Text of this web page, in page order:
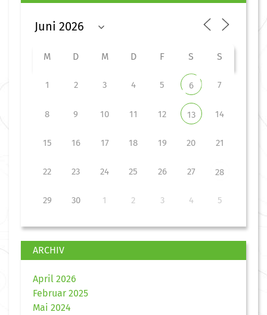
M D M D F S S
1 2 3 4 5 6 7
8 9 10 11 12 13 14
15 16 17 18 19 20 21
22 23 24 25 26 27 28
29 30 1 2 3 4 5
ARCHIV
April 2026
Februar 2025
Mai 2024